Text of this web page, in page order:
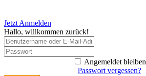
Jetzt Anmelden
Hallo, willkommen zurück!
Angemeldet bleiben
Passwort vergessen?